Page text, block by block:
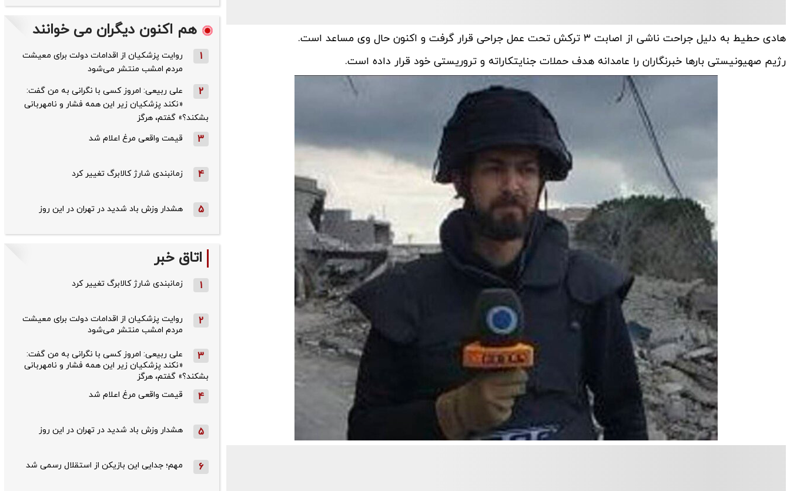
هادی حطیط به دلیل جراحت ناشی از اصابت ۳ ترکش تحت عمل جراحی قرار گرفت و اکنون حال وی مساعد است.
رژیم صهیونیستی بارها خبرنگاران را عامدانه هدف حملات جنایتکاراته و تروریستی خود قرار داده است.
هم اکنون دیگران می خوانند
1
روایت پزشکیان از اقدامات دولت برای معیشت
مردم امشب منتشر می‌شود
2
علی ربیعی: امروز کسی با نگرانی به من گفت:
«نکند پزشکیان زیر این همه فشار و نامهربانی
بشکند؟» گفتم، هرگز
3 قیمت واقعی مرغ اعلام شد
4 زمانبندی شارژ کالابرگ تغییر کرد
5 هشدار وزش باد شدید در تهران در این روز
اتاق خبر
1 زمانبندی شارژ کالابرگ تغییر کرد
2
روایت پزشکیان از اقدامات دولت برای معیشت
مردم امشب منتشر می‌شود
3
علی ربیعی: امروز کسی با نگرانی به من گفت:
«نکند پزشکیان زیر این همه فشار و نامهربانی
بشکند؟» گفتم، هرگز
4 قیمت واقعی مرغ اعلام شد
5 هشدار وزش باد شدید در تهران در این روز
6 مهم؛ جدایی این بازیکن از استقلال رسمی شد